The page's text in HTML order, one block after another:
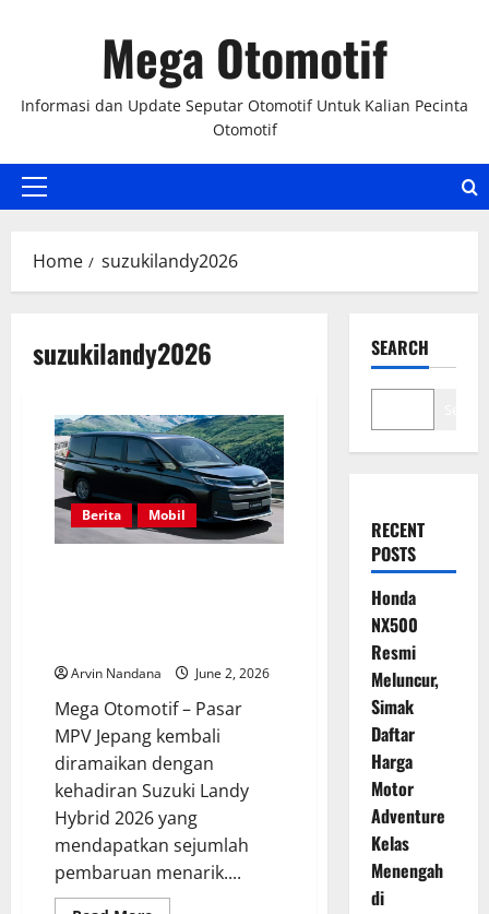
Mega Otomotif
Informasi dan Update Seputar Otomotif Untuk Kalian Pecinta
Otomotif
Primary
Home suzukilandy2026
suzukilandy2026
Berita Mobil
Arvin Nandana June 2, 2026
Mega Otomotif – Pasar
MPV Jepang kembali
diramaikan dengan
kehadiran Suzuki Landy
Hybrid 2026 yang
mendapatkan sejumlah
pembaruan menarik....
SEARCH
RECENT
POSTS
Honda
NX500
Resmi
Meluncur,
Simak
Daftar
Harga
Motor
Adventure
Kelas
Menengah
di